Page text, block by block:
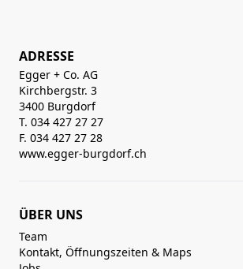
ADRESSE
Egger + Co. AG
Kirchbergstr. 3
3400 Burgdorf
T. 034 427 27 27
F. 034 427 27 28
www.egger-burgdorf.ch
ÜBER UNS
Team
Kontakt, Öffnungszeiten & Maps